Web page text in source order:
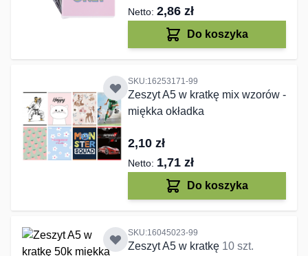
2,86 zł
Do koszyka
SKU:16253171-99
Zeszyt A5 w kratkę mix wzorów -
miękka okładka
2,10 zł
1,71 zł
Do koszyka
SKU:16045023-99
Zeszyt A5 w kratkę 10 szt.